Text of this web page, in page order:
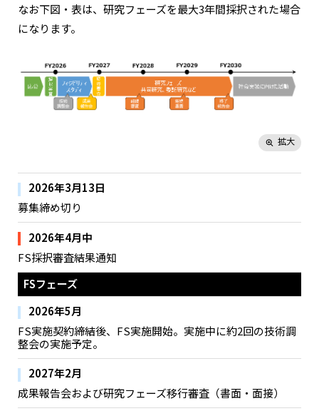
大規模言語モデルによる自律型マルチス
複合材料設計基盤
なお下図・表は、研究フェーズを最大3年間採択された場合
になります。
拡大
2026年3月13日
募集締め切り
2026年4月中
FS採択審査結果通知
FSフェーズ
2026年5月
FS実施契約締結後、FS実施開始。実施中に約2回の技術調
整会の実施予定。
2027年2月
成果報告会および研究フェーズ移行審査（書面・面接）